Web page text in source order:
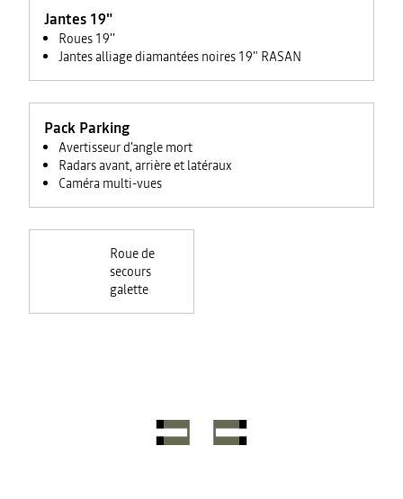
Jantes 19"
Roues 19''
Jantes alliage diamantées noires 19" RASAN
Pack Parking
Avertisseur d'angle mort
Radars avant, arrière et latéraux
Caméra multi-vues
Roue de
secours
galette